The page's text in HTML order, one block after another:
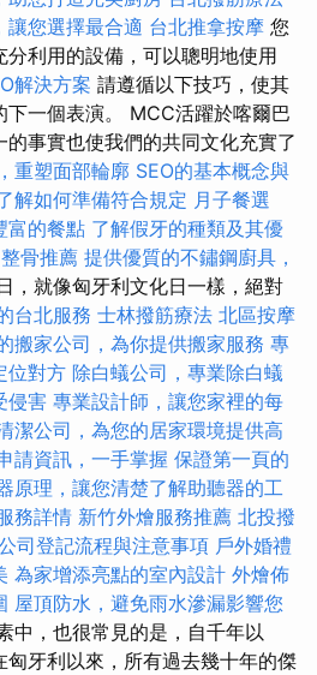
讓您選擇最合適 台北推拿按摩 您
利用的設備，可以聰明地使用
解決方案 請遵循以下技巧，使其
下一個表演。 MCC活躍於喀爾巴
事實也使我們的共同文化充實了
重塑面部輪廓 SEO的基本概念與
解如何準備符合規定 月子餐選
富的餐點 了解假牙的種類及其優
骨推薦 提供優質的不鏽鋼廚具，
，就像匈牙利文化日一樣，絕對
台北服務 士林撥筋療法 北區按摩
搬家公司，為你提供搬家服務 專
位對方 除白蟻公司，專業除白蟻
侵害 專業設計師，讓您家裡的每
潔公司，為您的居家環境提供高
請資訊，一手掌握 保證第一頁的
原理，讓您清楚了解助聽器的工
務詳情 新竹外燴服務推薦 北投撥
司登記流程與注意事項 戶外婚禮
為家增添亮點的室內設計 外燴佈
屋頂防水，避免雨水滲漏影響您
中，也很常見的是，自千年以
匈牙利以來，所有過去幾十年的傑